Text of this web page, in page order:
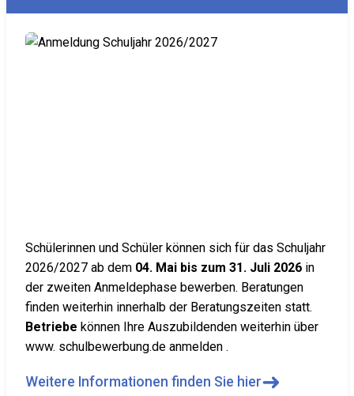
Schülerinnen und Schüler können sich für das Schuljahr
2026/2027 ab dem 04. Mai bis zum 31. Juli 2026 in
der zweiten Anmeldephase bewerben. Beratungen
finden weiterhin innerhalb der Beratungszeiten statt.
Betriebe können Ihre Auszubildenden weiterhin über
www. schulbewerbung.de anmelden .
Weitere Informationen finden Sie hier➜